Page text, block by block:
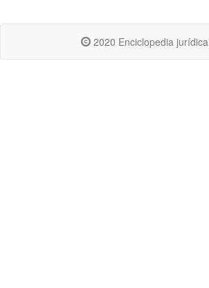
2020 Enciclopedia